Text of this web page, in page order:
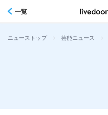
一覧
ニューストップ > 芸能ニュース >